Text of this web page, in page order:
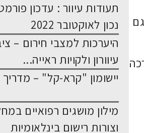
תעודות עיוור : עדכון
נכון לאוקטובר 2022
היערכות למצבי חירום –
עיוורון ולקויות ראייה...
יישומון "קרא-קל" –
מילון מושגים רפואיים
וצורות רישום בינלאומיות